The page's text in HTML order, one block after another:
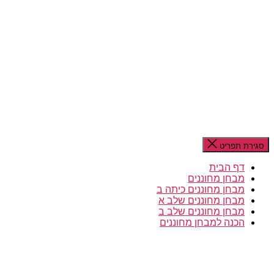
סגירת תפריט
דף הבית
מבחן מחוננים
מבחן מחוננים כיתה ב
מבחן מחוננים שלב א
מבחן מחוננים שלב ב
הכנה למבחן מחוננים